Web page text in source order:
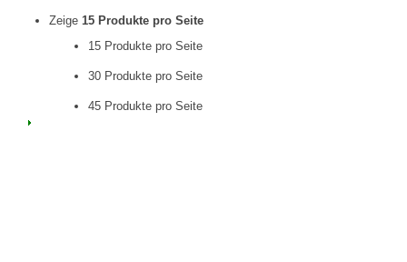
Zeige 15 Produkte pro Seite
15 Produkte pro Seite
30 Produkte pro Seite
45 Produkte pro Seite